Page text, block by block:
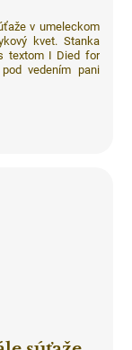
v umeleckom
kvet. Stanka
textom I Died for
vedením pani